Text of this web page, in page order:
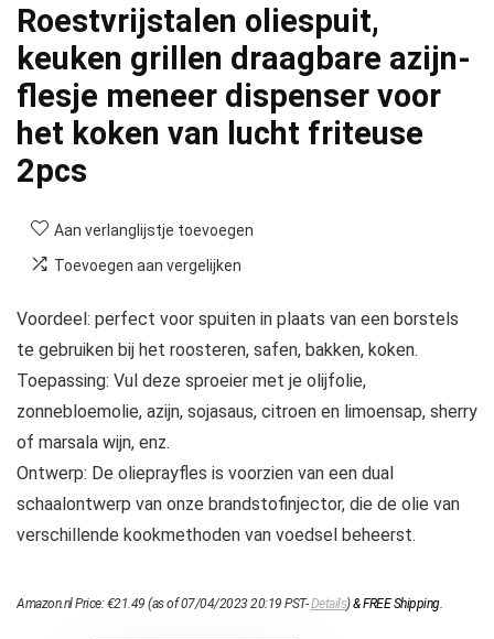
Roestvrijstalen oliespuit,
keuken grillen draagbare azijn-
flesje meneer dispenser voor
het koken van lucht friteuse
2pcs
Aan verlanglijstje toevoegen
Toevoegen aan vergelijken
Voordeel: perfect voor spuiten in plaats van een borstels
te gebruiken bij het roosteren, safen, bakken, koken.
Toepassing: Vul deze sproeier met je olijfolie,
zonnebloemolie, azijn, sojasaus, citroen en limoensap, sherry
of marsala wijn, enz.
Ontwerp: De olieprayfles is voorzien van een dual
schaalontwerp van onze brandstofinjector, die de olie van
verschillende kookmethoden van voedsel beheerst.
Amazon.nl Price:€21.49 (as of 07/04/2023 20:19 PST-Details)&FREE Shipping.